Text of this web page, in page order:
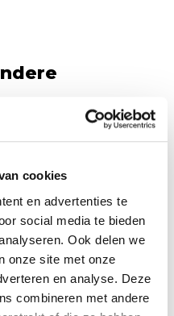
cookies
en advertenties te
social media te bieden
Ook delen we
onze site met onze
en analyse. Deze
combineren met andere